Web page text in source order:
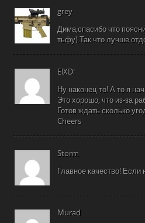
grey
Дима,спасибо что
тьфу).Так что лучше
ElXDi
Ну наконец-то! А то я
Это хорошо, что из-за
Готов ждать сколько
Cheers
Storm
Главное качество!
Murad